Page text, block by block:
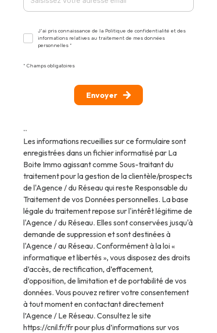
J'ai pris connaissance de la Politique de confidentialité et des
informations relatives au traitement de mes données
personnelles *
* Champs obligatoires
Envoyer
**
Les informations recueillies sur ce formulaire sont
enregistrées dans un fichier informatisé par La
Boite Immo agissant comme Sous-traitant du
traitement pour la gestion de la clientèle/prospects
de l'Agence / du Réseau qui reste Responsable du
Traitement de vos Données personnelles. La base
légale du traitement repose sur l'intérêt légitime de
l'Agence / du Réseau. Elles sont conservées jusqu'à
demande de suppression et sont destinées à
l'Agence / au Réseau. Conformément à la loi «
informatique et libertés », vous disposez des droits
d’accès, de rectification, d’effacement,
d’opposition, de limitation et de portabilité de vos
données. Vous pouvez retirer votre consentement
à tout moment en contactant directement
l’Agence / Le Réseau. Consultez le site
https://cnil.fr/frpour plus d’informations sur vos